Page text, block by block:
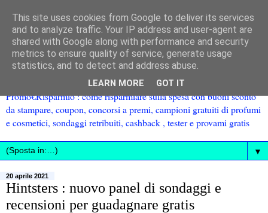
Promo€Risparmio : come risparmiare sulla spesa con buoni sconto
da stampare, coupon, concorsi a premi, campioni gratuiti di profumi
e cosmetici, sondaggi retribuiti, cashback , tester e provami gratis
▼
20 aprile 2021
Hintsters : nuovo panel di sondaggi e
recensioni per guadagnare gratis
This site uses cookies from Google to deliver its services
and to analyze traffic. Your IP address and user-agent are
shared with Google along with performance and security
metrics to ensure quality of service, generate usage
statistics, and to detect and address abuse.
LEARN MORE GOT IT